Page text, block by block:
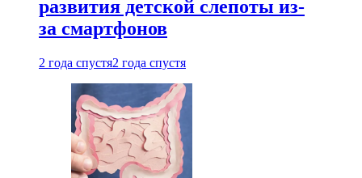
развития детской слепоты из-
за смартфонов
2 года спустя2 года спустя